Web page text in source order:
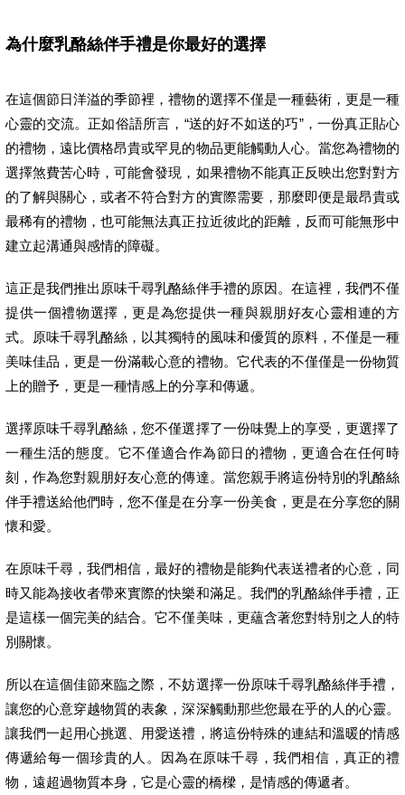
為什麼乳酪絲伴手禮是你最好的選擇
在這個節日洋溢的季節裡，禮物的選擇不僅是一種藝術，更是一種
心靈的交流。正如俗語所言，“送的好不如送的巧”，一份真正貼心
的禮物，遠比價格昂貴或罕見的物品更能觸動人心。當您為禮物的
選擇煞費苦心時，可能會發現，如果禮物不能真正反映出您對對方
的了解與關心，或者不符合對方的實際需要，那麼即便是最昂貴或
最稀有的禮物，也可能無法真正拉近彼此的距離，反而可能無形中
建立起溝通與感情的障礙。
這正是我們推出原味千尋乳酪絲伴手禮的原因。在這裡，我們不僅
提供一個禮物選擇，更是為您提供一種與親朋好友心靈相連的方
式。原味千尋乳酪絲，以其獨特的風味和優質的原料，不僅是一種
美味佳品，更是一份滿載心意的禮物。它代表的不僅僅是一份物質
上的贈予，更是一種情感上的分享和傳遞。
選擇原味千尋乳酪絲，您不僅選擇了一份味覺上的享受，更選擇了
一種生活的態度。它不僅適合作為節日的禮物，更適合在任何時
刻，作為您對親朋好友心意的傳達。當您親手將這份特別的乳酪絲
伴手禮送給他們時，您不僅是在分享一份美食，更是在分享您的關
懷和愛。
在原味千尋，我們相信，最好的禮物是能夠代表送禮者的心意，同
時又能為接收者帶來實際的快樂和滿足。我們的乳酪絲伴手禮，正
是這樣一個完美的結合。它不僅美味，更蘊含著您對特別之人的特
別關懷。
所以在這個佳節來臨之際，不妨選擇一份原味千尋乳酪絲伴手禮，
讓您的心意穿越物質的表象，深深觸動那些您最在乎的人的心靈。
讓我們一起用心挑選、用愛送禮，將這份特殊的連結和溫暖的情感
傳遞給每一個珍貴的人。因為在原味千尋，我們相信，真正的禮
物，遠超過物質本身，它是心靈的橋樑，是情感的傳遞者。